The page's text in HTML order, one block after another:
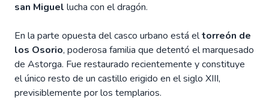
san Miguel lucha con el dragón.
En la parte opuesta del casco urbano está eltorreón de
los Osorio, poderosa familia que detentó el marquesado
de Astorga. Fue restaurado recientemente y constituye
el único resto de un castillo erigido en el siglo XIII,
previsiblemente por los templarios.